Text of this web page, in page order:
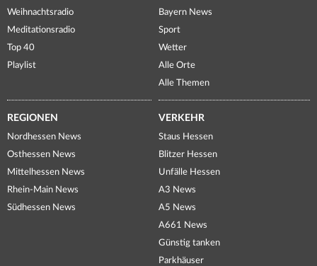
Weihnachtsradio
Meditationsradio
Top 40
Playlist
Bayern News
Sport
Wetter
Alle Orte
Alle Themen
REGIONEN
Nordhessen News
Osthessen News
Mittelhessen News
Rhein-Main News
Südhessen News
VERKEHR
Staus Hessen
Blitzer Hessen
Unfälle Hessen
A3 News
A5 News
A661 News
Günstig tanken
Parkhäuser